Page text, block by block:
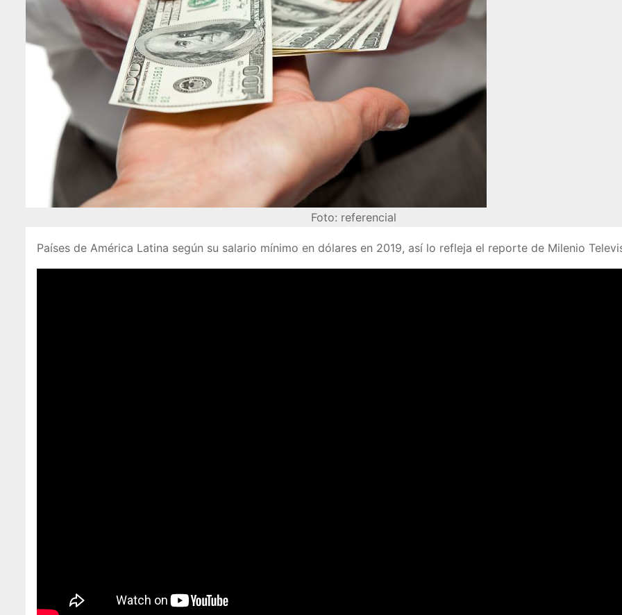
Foto: referencial
Países de América Latina según su salario mínimo en dólares en 2019, así lo refleja el reporte de Milenio